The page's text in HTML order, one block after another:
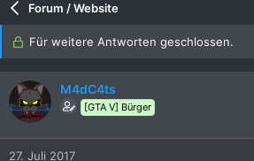
Forum / Website
Für weitere Antworten geschlossen.
M4dC4ts
[GTA V] Bürger
27. Juli 2017